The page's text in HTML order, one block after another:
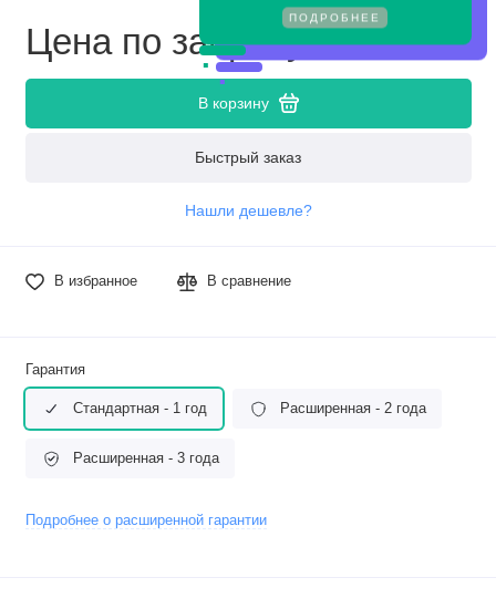
ПОДРОБНЕЕ
Цена по запросу
В корзину
Быстрый заказ
Нашли дешевле?
В избранное В сравнение
Гарантия
Стандартная - 1 год Расширенная - 2 года
Расширенная - 3 года
Подробнее о расширенной гарантии